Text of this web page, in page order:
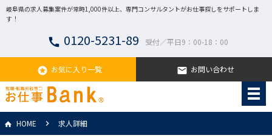
岐阜県の求人募集案件が常時1,000件以上、専門コンサルタントがお仕事探しをサポートしま
す！
call 0120-5231-89 受付／平日9：00-18：00
stars お気に入り一覧 email お問い合わせ
HOME 求人詳細